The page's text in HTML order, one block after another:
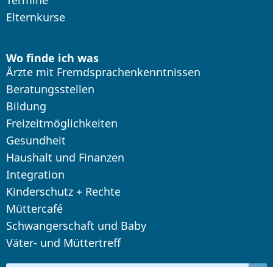
Elternkurse
Wo finde ich was
Ärzte mit Fremdsprachenkenntnissen
Beratungsstellen
Bildung
Freizeitmöglichkeiten
Gesundheit
Haushalt und Finanzen
Integration
Kinderschutz + Rechte
Müttercafé
Schwangerschaft und Baby
Väter- und Müttertreff